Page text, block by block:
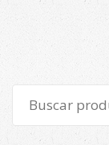
por: